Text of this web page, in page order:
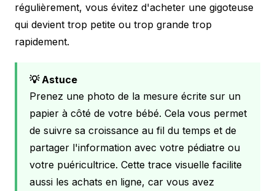
régulièrement, vous évitez d'acheter une gigoteuse
qui devient trop petite ou trop grande trop
rapidement.
💡 Astuce
Prenez une photo de la mesure écrite sur un
papier à côté de votre bébé. Cela vous permet
de suivre sa croissance au fil du temps et de
partager l'information avec votre pédiatre ou
votre puéricultrice. Cette trace visuelle facilite
aussi les achats en ligne, car vous avez